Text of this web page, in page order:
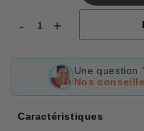
- +
Une question
Nos
Caractéristiques